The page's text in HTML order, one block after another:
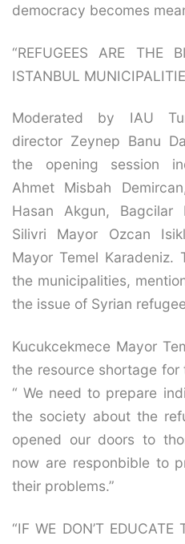
democracy becomes
“REFUGEES ARE THE
ISTANBUL
Moderated by IAU
director Zeynep Banu
the opening session
Ahmet Misbah
Hasan Akgun, Bagcilar
Silivri Mayor Ozcan
Mayor Temel Karadeniz.
the municipalities,
the issue of Syrian
Kucukcekmece Mayor
the resource shortage
“ We need to prepare
the society about the
opened our doors to
now are responbible to
their problems.”
“IF WE DON’T